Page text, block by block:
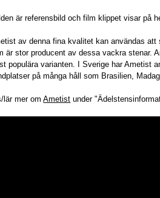
är referensbild och film klippet visar på
av denna fina kvalitet kan användas
är stor producent av dessa vackra stenar.
populära varianten. I Sverige har Ametist
på många håll som Brasilien,
lär mer omAmetist under